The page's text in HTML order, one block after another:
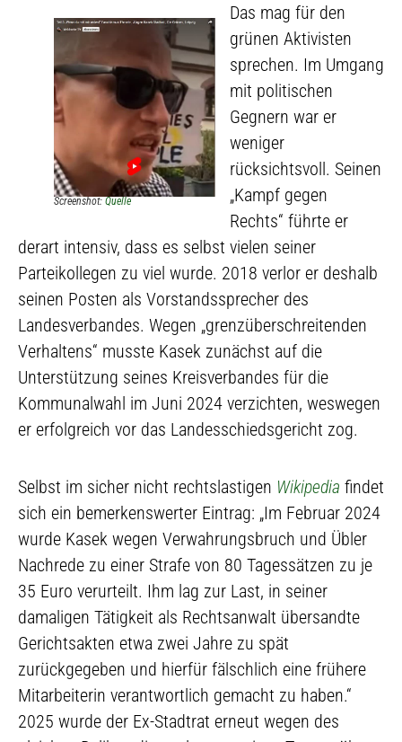
Screenshot: Quelle
Das mag für den
grünen Aktivisten
sprechen. Im Umgang
mit politischen
Gegnern war er
weniger
rücksichtsvoll. Seinen
„Kampf gegen
Rechts“ führte er
derart intensiv, dass es selbst vielen seiner
Parteikollegen zu viel wurde. 2018 verlor er deshalb
seinen Posten als Vorstandssprecher des
Landesverbandes. Wegen „grenzüberschreitenden
Verhaltens“ musste Kasek zunächst auf die
Unterstützung seines Kreisverbandes für die
Kommunalwahl im Juni 2024 verzichten, weswegen
er erfolgreich vor das Landesschiedsgericht zog.
Selbst im sicher nicht rechtslastigen Wikipedia findet
sich ein bemerkenswerter Eintrag: „Im Februar 2024
wurde Kasek wegen Verwahrungsbruch und Übler
Nachrede zu einer Strafe von 80 Tagessätzen zu je
35 Euro verurteilt. Ihm lag zur Last, in seiner
damaligen Tätigkeit als Rechtsanwalt übersandte
Gerichtsakten etwa zwei Jahre zu spät
zurückgegeben und hierfür fälschlich eine frühere
Mitarbeiterin verantwortlich gemacht zu haben.“
2025 wurde der Ex-Stadtrat erneut wegen des